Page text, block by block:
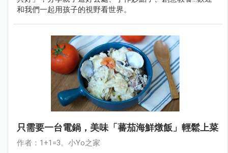
和我們一起用孩子的視野看世界。
只需要一台電鍋，美味「蕃茄海鮮燉飯」輕鬆上菜
作者：1+1=3。小Yo之家